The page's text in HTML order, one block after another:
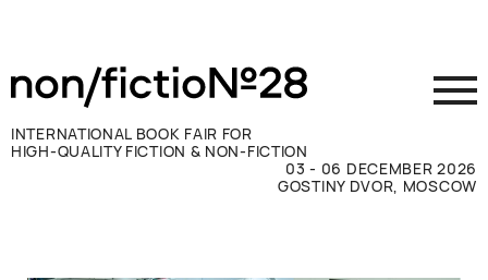
INTERNATIONAL BOOK FAIR FOR
HIGH-QUALITY FICTION & NON-FICTION
03 - 06 DECEMBER 2026
GOSTINY DVOR, MOSCOW